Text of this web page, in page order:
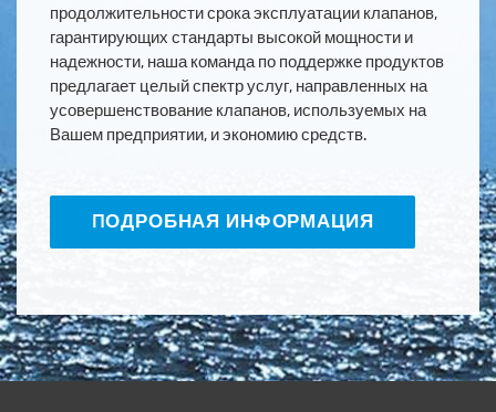
продолжительности срока эксплуатации клапанов,
гарантирующих стандарты высокой мощности и
надежности, наша команда по поддержке продуктов
предлагает целый спектр услуг, направленных на
усовершенствование клапанов, используемых на
Вашем предприятии, и экономию средств.
ПОДРОБНАЯ ИНФОРМАЦИЯ